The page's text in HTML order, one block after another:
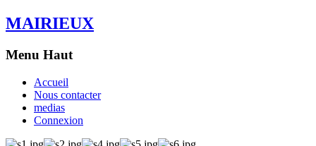
MAIRIEUX
Menu Haut
Accueil
Nous contacter
medias
Connexion